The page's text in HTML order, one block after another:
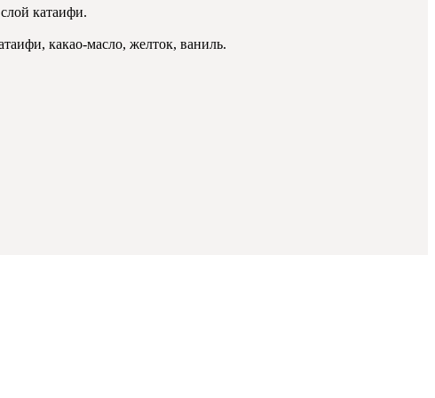
катаифи.
какао-масло, желток, ваниль.